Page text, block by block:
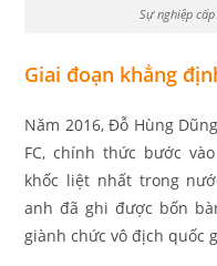
Sự nghiệp
Giai đoạn khẳng
Năm 2016, Đỗ Hùng
FC, chính thức bước
khốc liệt nhất trong
anh đã ghi được bốn
giành chức vô địch quốc